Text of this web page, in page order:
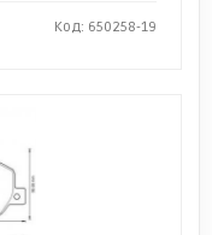
Код: 650258-19